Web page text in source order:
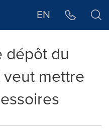
EN
dépôt du
mettre